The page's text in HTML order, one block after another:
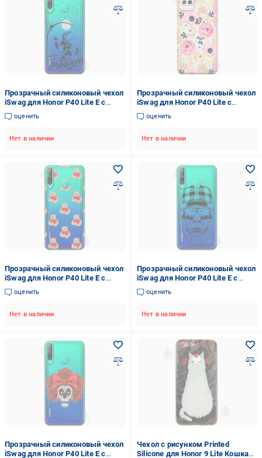
Прозрачный силиконовый чехол
iSwag для Honor P40 Lite E с
рисунком - Космонавт с
проблемой (M1553)
оценить
Нет в наличии
Прозрачный силиконовый чехол
iSwag для Honor P40 Lite с
рисунком - Цветочный букет
(M1578)
оценить
Нет в наличии
Прозрачный силиконовый чехол
iSwag для Honor P40 Lite E с
рисунком - Влюбленные
медведи (M1545)
оценить
Нет в наличии
Прозрачный силиконовый чехол
iSwag для Honor P40 Lite E с
рисунком - Бородатый череп
(M1548)
оценить
Нет в наличии
Прозрачный силиконовый чехол
iSwag для Honor P40 Lite E с
Чехол с рисунком Printed
Silicone для Honor 9 Lite Кошка